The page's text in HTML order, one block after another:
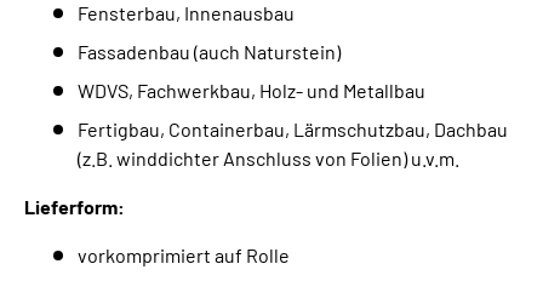
Fensterbau, Innenausbau
Fassadenbau (auch Naturstein)
WDVS, Fachwerkbau, Holz- und Metallbau
Fertigbau, Containerbau, Lärmschutzbau, Dachbau
(z.B. winddichter Anschluss von Folien) u.v.m.
Lieferform:
vorkomprimiert auf Rolle